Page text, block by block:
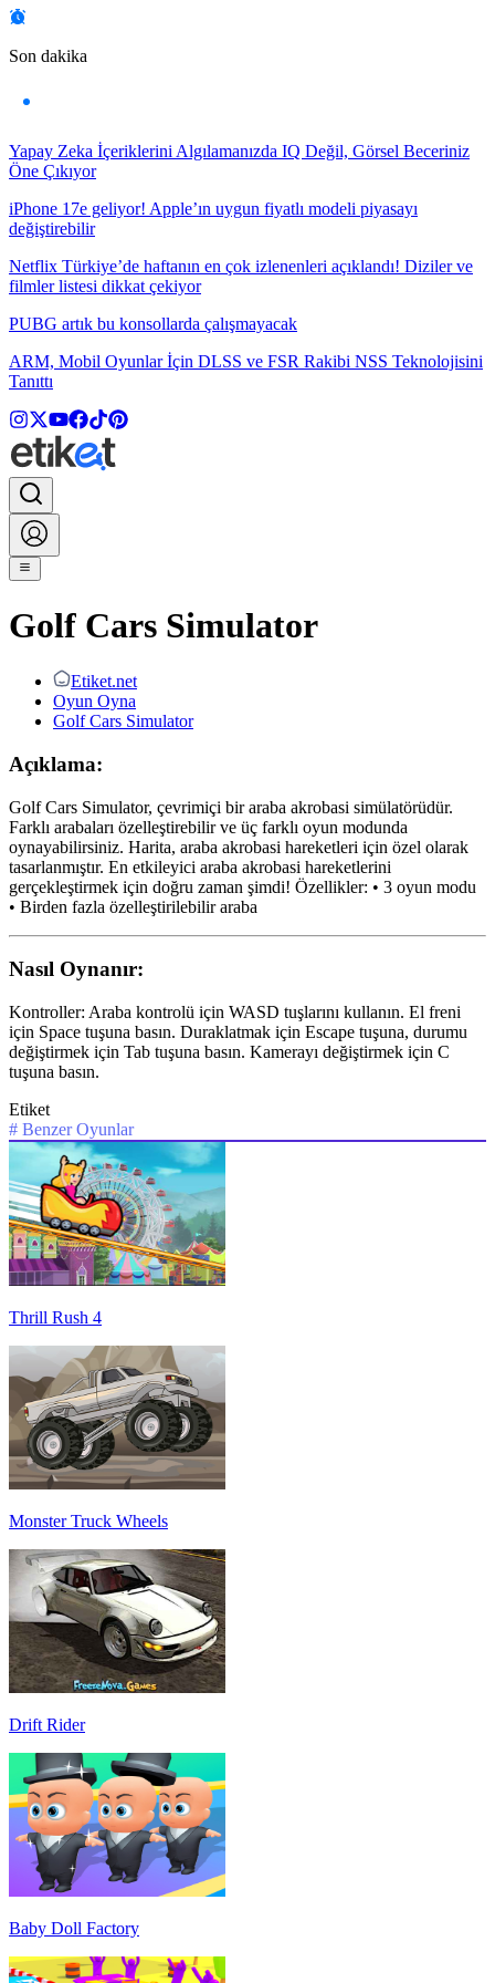
Son dakika
Yapay Zeka İçeriklerini Algılamanızda IQ Değil, Görsel Beceriniz
Öne Çıkıyor
iPhone 17e geliyor! Apple’ın uygun fiyatlı modeli piyasayı
değiştirebilir
Netflix Türkiye’de haftanın en çok izlenenleri açıklandı! Diziler ve
filmler listesi dikkat çekiyor
PUBG artık bu konsollarda çalışmayacak
ARM, Mobil Oyunlar İçin DLSS ve FSR Rakibi NSS Teknolojisini
Tanıttı
Golf Cars Simulator
Etiket.net
Oyun Oyna
Golf Cars Simulator
Açıklama:
Golf Cars Simulator, çevrimiçi bir araba akrobasi simülatörüdür.
Farklı arabaları özelleştirebilir ve üç farklı oyun modunda
oynayabilirsiniz. Harita, araba akrobasi hareketleri için özel olarak
tasarlanmıştır. En etkileyici araba akrobasi hareketlerini
gerçekleştirmek için doğru zaman şimdi! Özellikler: • 3 oyun modu
• Birden fazla özelleştirilebilir araba
Nasıl Oynanır:
Kontroller: Araba kontrolü için WASD tuşlarını kullanın. El freni
için Space tuşuna basın. Duraklatmak için Escape tuşuna, durumu
değiştirmek için Tab tuşuna basın. Kamerayı değiştirmek için C
tuşuna basın.
Etiket
# Benzer Oyunlar
Thrill Rush 4
Monster Truck Wheels
Drift Rider
Baby Doll Factory